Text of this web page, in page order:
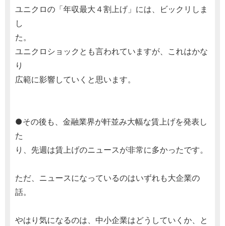
ユニクロの「年収最大４割上げ」には、ビックリしま
し
た。
ユニクロショックとも言われていますが、これはかな
り
広範に影響していくと思います。
●その後も、金融業界が軒並み大幅な賃上げを発表し
た
り、先週は賃上げのニュースが非常に多かったです。
ただ、ニュースになっているのはいずれも大企業の
話。
やはり気になるのは、中小企業はどうしていくか、と